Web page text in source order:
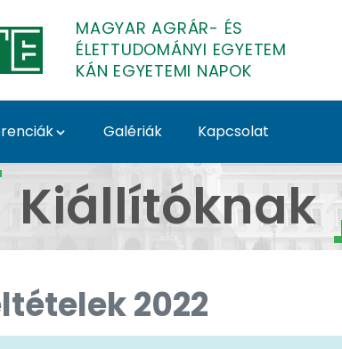
MAGYAR AGRÁR- ÉS
ÉLETTUDOMÁNYI EGYETEM
KÁN EGYETEMI NAPOK
Galériák Kapcsolat
NAPOK
Kiállítóknak
2022